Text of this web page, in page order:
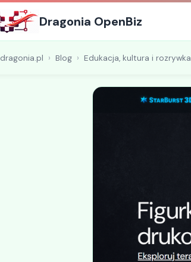
Dragonia OpenBiz
dragonia.pl Blog Edukacja, kultura i rozrywka